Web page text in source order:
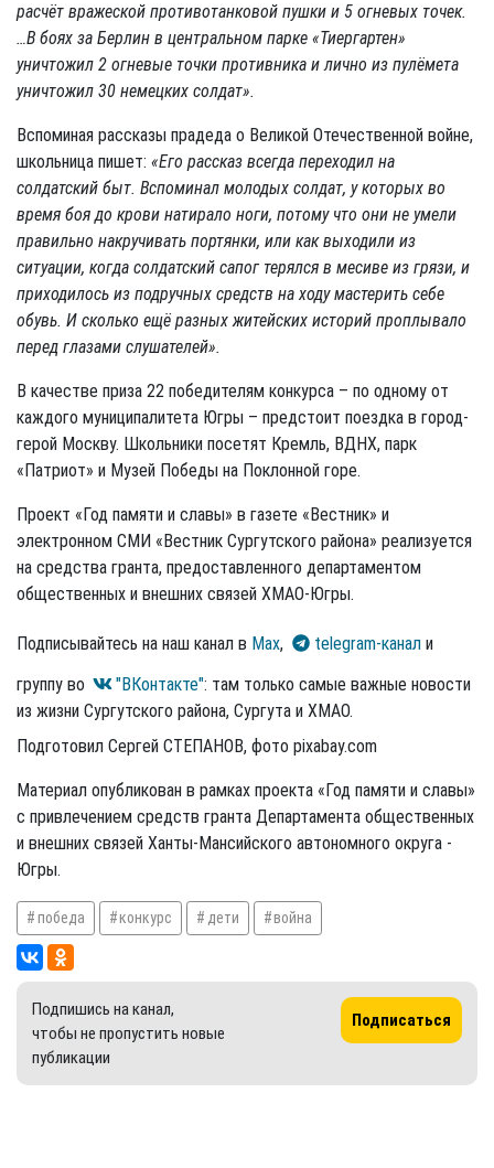
расчёт вражеской противотанковой пушки и 5 огневых точек.
…В боях за Берлин в центральном парке «Тиергартен»
уничтожил 2 огневые точки противника и лично из пулёмета
уничтожил 30 немецких солдат».
Вспоминая рассказы прадеда о Великой Отечественной войне,
школьница пишет: «Его рассказ всегда переходил на
солдатский быт. Вспоминал молодых солдат, у которых во
время боя до крови натирало ноги, потому что они не умели
правильно накручивать портянки, или как выходили из
ситуации, когда солдатский сапог терялся в месиве из грязи, и
приходилось из подручных средств на ходу мастерить себе
обувь. И сколько ещё разных житейских историй проплывало
перед глазами слушателей».
В качестве приза 22 победителям конкурса – по одному от
каждого муниципалитета Югры – предстоит поездка в город-
герой Москву. Школьники посетят Кремль, ВДНХ, парк
«Патриот» и Музей Победы на Поклонной горе.
Проект «Год памяти и славы» в газете «Вестник» и
электронном СМИ «Вестник Сургутского района» реализуется
на средства гранта, предоставленного департаментом
общественных и внешних связей ХМАО-Югры.
Подписывайтесь на наш канал в Max, telegram-канал и
группу во
"ВКонтакте": там только самые важные новости
из жизни Сургутского района, Сургута и ХМАО.
Подготовил Сергей СТЕПАНОВ, фото pixabay.com
Материал опубликован в рамках проекта «Год памяти и славы»
с привлечением средств гранта Департамента общественных
и внешних связей Ханты-Мансийского автономного округа -
Югры.
победа конкурс дети война
Подпишись на канал,
чтобы не пропустить новые
публикации
Подписаться